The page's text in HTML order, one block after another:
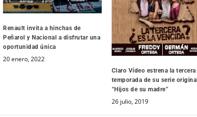
Renault invita a hinchas de
Peñarol y Nacional a disfrutar una
oportunidad única
20 enero, 2022
Claro Vídeo estrena la tercera
temporada de su serie original
“Hijos de su madre”
26 julio, 2019